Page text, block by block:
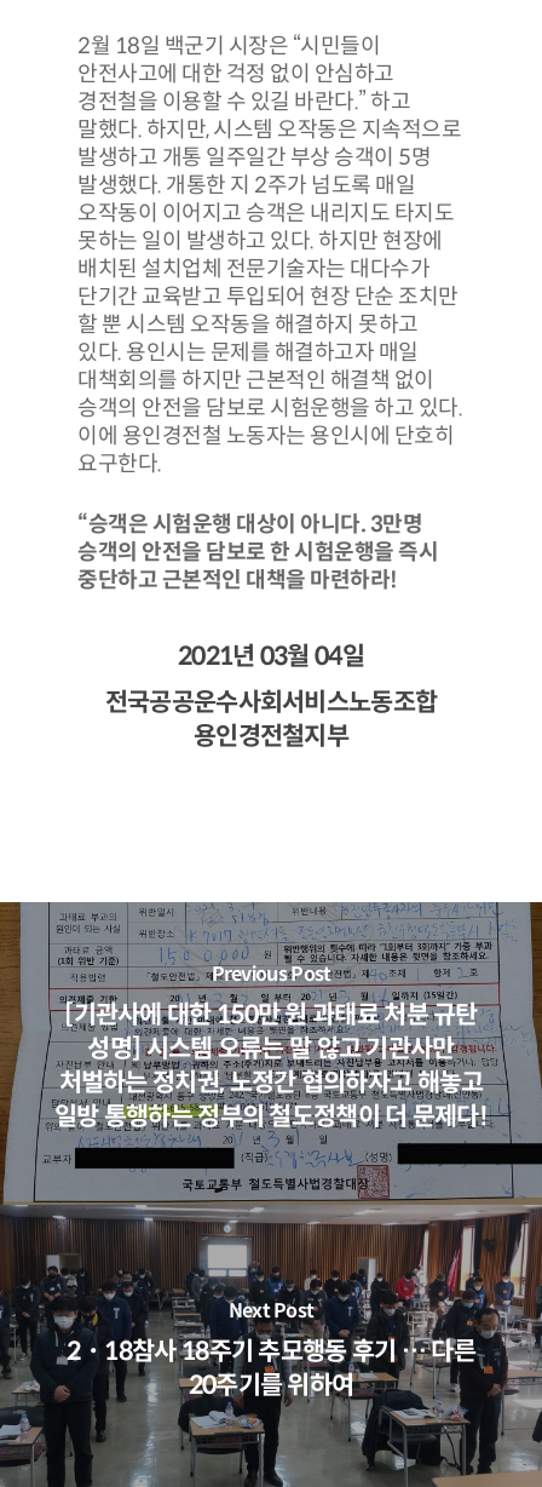
2월 18일 백군기 시장은 “시민들이
안전사고에 대한 걱정 없이 안심하고
경전철을 이용할 수 있길 바란다.” 하고
말했다. 하지만, 시스템 오작동은 지속적으로
발생하고 개통 일주일간 부상 승객이 5명
발생했다. 개통한 지 2주가 넘도록 매일
오작동이 이어지고 승객은 내리지도 타지도
못하는 일이 발생하고 있다. 하지만 현장에
배치된 설치업체 전문기술자는 대다수가
단기간 교육받고 투입되어 현장 단순 조치만
할 뿐 시스템 오작동을 해결하지 못하고
있다. 용인시는 문제를 해결하고자 매일
대책회의를 하지만 근본적인 해결책 없이
승객의 안전을 담보로 시험운행을 하고 있다.
이에 용인경전철 노동자는 용인시에 단호히
요구한다.
“승객은 시험운행 대상이 아니다. 3만명
승객의 안전을 담보로 한 시험운행을 즉시
중단하고 근본적인 대책을 마련하라!
2021년 03월 04일
전국공공운수사회서비스노동조합
용인경전철지부
Previous Post
[기관사에 대한 150만 원 과태료 처분 규탄
성명] 시스템 오류는 말 않고 기관사만
처벌하는 정치권, 노정간 협의하자고 해놓고
일방 통행하는 정부의 철도정책이 더 문제다!
Next Post
2・18참사 18주기 추모행동 후기 … 다른
20주기를 위하여